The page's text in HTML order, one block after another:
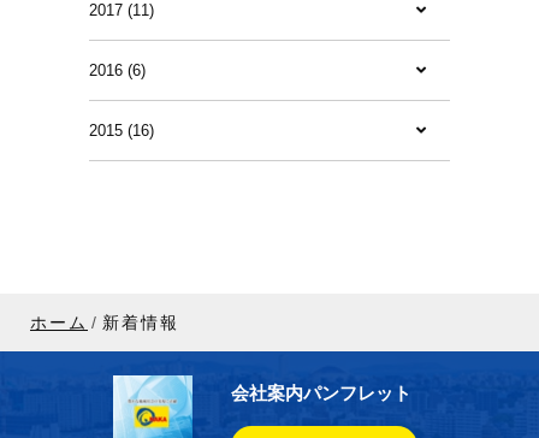
2017 (11)
2016 (6)
2015 (16)
ホーム 新着情報
会社案内パンフレット